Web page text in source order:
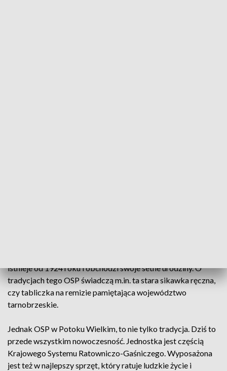
istnieje od 1924 roku i obchodzi swoje setne urodziny. O
tradycjach tego OSP świadczą m.in. ta stara sikawka ręczna,
czy tabliczka na remizie pamiętająca województwo
tarnobrzeskie.
Jednak OSP w Potoku Wielkim, to nie tylko tradycja. Dziś to
przede wszystkim nowoczesność. Jednostka jest częścią
Krajowego Systemu Ratowniczo-Gaśniczego. Wyposażona
jest też w najlepszy sprzęt, który ratuje ludzkie życie i